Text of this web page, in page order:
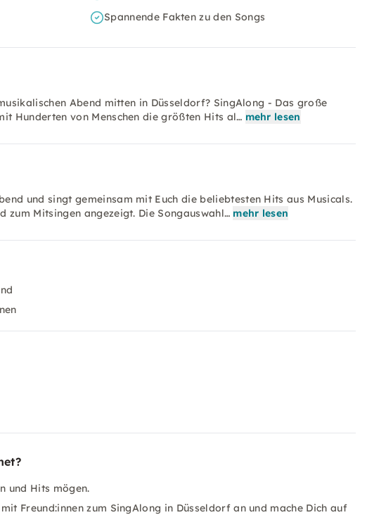
Spannende Fakten zu den Songs
Abend mitten in Düsseldorf? SingAlong - Das große
Hunderten von Menschen die größten Hits al… mehr lesen
und singt gemeinsam mit Euch die beliebtesten Hits aus Musicals.
zum Mitsingen angezeigt. Die Songauswahl… mehr lesen
und Hits mögen.
Freund:innen zum SingAlong in Düsseldorf an und mache Dich auf